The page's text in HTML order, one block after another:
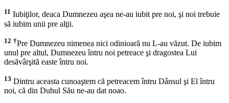
11 Iubiţilor, deaca Dumnezeu aşea ne-au iubit pre noi, şi noi trebuie
să iubim unii pre alţii.
12 †Pre Dumnezeu nimenea nici odinioară nu L-au văzut. De iubim
unul pre altul, Dumnezeu întru noi petreace şi dragostea Lui
desăvârşită easte întru noi.
13 Dintru aceasta cunoaştem că petreacem întru Dânsul şi El întru
noi, că din Duhul Său ne-au dat noao.